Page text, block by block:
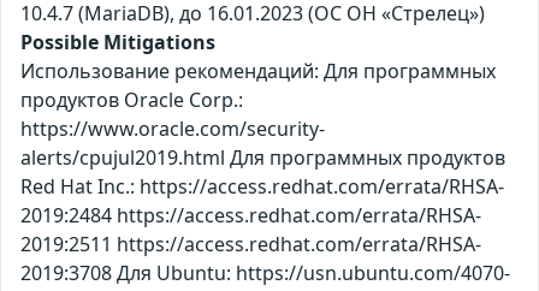
10.4.7 (MariaDB), до 16.01.2023 (ОС ОН «Стрелец»)
Possible Mitigations
Использование рекомендаций: Для программных
продуктов Oracle Corp.:
https://www.oracle.com/security-
alerts/cpujul2019.html Для программных продуктов
Red Hat Inc.: https://access.redhat.com/errata/RHSA-
2019:2484 https://access.redhat.com/errata/RHSA-
2019:2511 https://access.redhat.com/errata/RHSA-
2019:3708 Для Ubuntu: https://usn.ubuntu.com/4070-